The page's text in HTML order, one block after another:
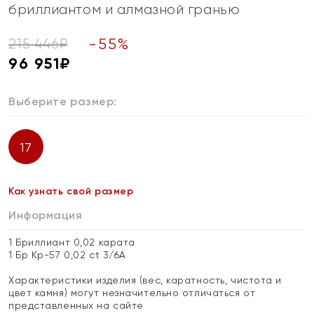
бриллиантом и алмазной гранью
215 446₽ - 55%
96 951₽
Выберите размер:
17
Как узнать свой размер
Информация
1 Бриллиант 0,02 карата
1 Бр Кр-57 0,02 ct 3/6А
Характеристики изделия (вес, каратность, чистота и
цвет камня) могут незначительно отличаться от
представленных на сайте